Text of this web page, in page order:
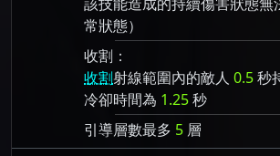
常狀態）
收割：
收割射線範圍內的敵人 0.5秒
冷卻時間為 1.25秒
引導層數最多 5 層